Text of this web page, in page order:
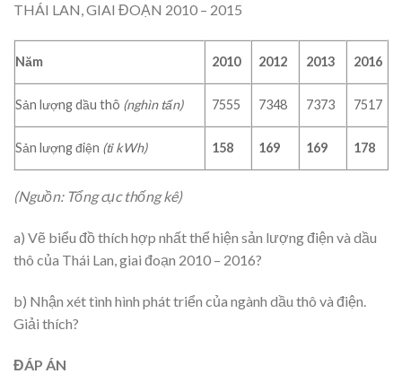
THÁI LAN, GIAI ĐOẠN 2010 – 2015
Năm 2010 2012 2013 2016
Sản lượng dầu thô (nghìn tấn) 7555 7348 7373 7517
Sản lượng điện (tỉ kWh) 158 169 169 178
(Nguồn: Tổng cục thống kê)
a) Vẽ biểu đồ thích hợp nhất thể hiện sản lượng điện và dầu
thô của Thái Lan, giai đoạn 2010 – 2016?
b) Nhận xét tình hình phát triển của ngành dầu thô và điện.
Giải thích?
ĐÁP ÁN